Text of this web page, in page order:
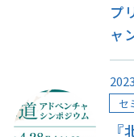
7つの国立公園
さっぽろ圏e旅
プ
ャ
セ